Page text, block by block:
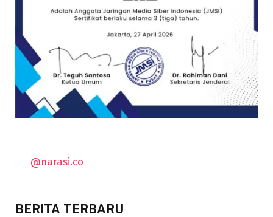
@narasi.co
BERITA TERBARU